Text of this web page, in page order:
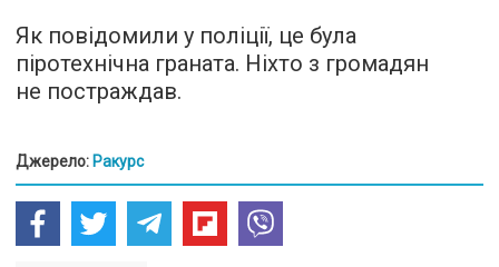
Як повідомили у поліції, це була
піротехнічна граната. Ніхто з громадян
не постраждав.
Джерело: Ракурс